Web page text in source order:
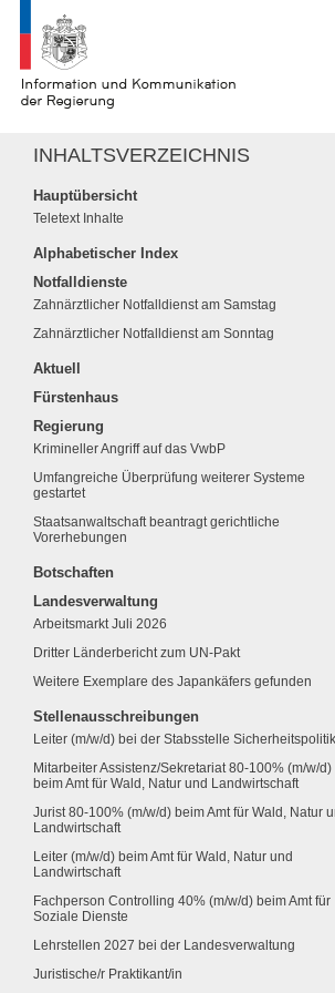
INHALTSVERZEICHNIS
Hauptübersicht
Teletext Inhalte
Alphabetischer Index
Notfalldienste
Zahnärztlicher Notfalldienst am Samstag
Zahnärztlicher Notfalldienst am Sonntag
Aktuell
Fürstenhaus
Regierung
Krimineller Angriff auf das VwbP
Umfangreiche Überprüfung weiterer Systeme
gestartet
Staatsanwaltschaft beantragt gerichtliche
Vorerhebungen
Botschaften
Landesverwaltung
Arbeitsmarkt Juli 2026
Dritter Länderbericht zum UN-Pakt
Weitere Exemplare des Japankäfers gefunden
Stellenausschreibungen
Leiter (m/w/d) bei der Stabsstelle Sicherheitspolitik
Mitarbeiter Assistenz/Sekretariat 80-100% (m/w/d)
beim Amt für Wald, Natur und Landwirtschaft
Jurist 80-100% (m/w/d) beim Amt für Wald, Natur
Landwirtschaft
Leiter (m/w/d) beim Amt für Wald, Natur und
Landwirtschaft
Fachperson Controlling 40% (m/w/d) beim Amt für
Soziale Dienste
Lehrstellen 2027 bei der Landesverwaltung
Juristische/r Praktikant/in